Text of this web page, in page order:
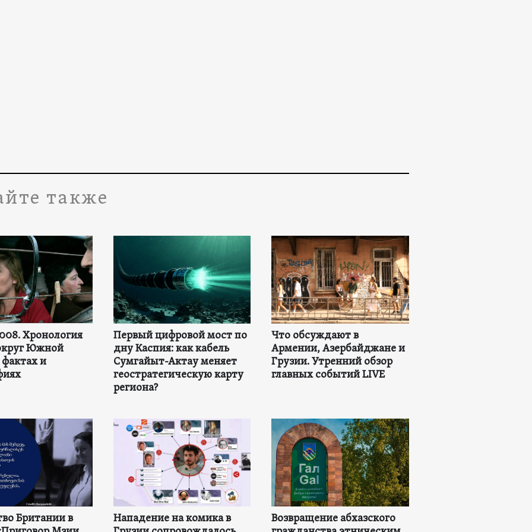
также
Хронология
Южной
и
Первый цифровой мост по
дну Каспия: как кабель
Сумгайыт-Актау меняет
геостратегическую карту
региона?
Что обсуждают в
Армении, Азербайджане и
Грузии. Утренний обзор
главных событий LIVE
Британии в
Нападение на комика в
Возвращение абхазского